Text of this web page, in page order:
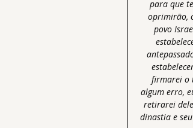
para que
oprimirão,
povo
firmarei o
algum erro,
retirarei
dinastia e